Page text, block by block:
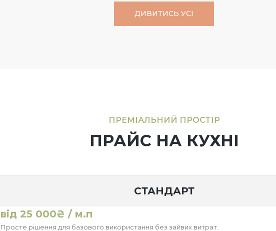
ДИВИТИСЬ УСІ
ПРЕМІАЛЬНИЙ ПРОСТІР
ПРАЙС НА КУХНІ
СТАНДАРТ
від 25 000₴ / м.п
Просте рішення для базового використання без зайвих витрат.